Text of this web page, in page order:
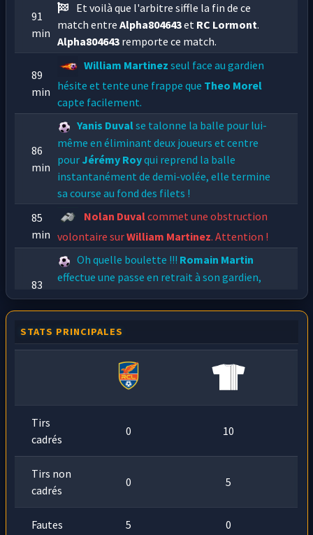
91
min
Et voilà que l'arbitre siffle la fin de ce
match entreAlpha804643et RC Lormont.
Alpha804643 remporte ce match.
89
min
William Martinez seul face au gardien
hésite et tente une frappe que Theo Morel
capte facilement.
86
min
Yanis Duvalse talonne la balle pour lui-
même en éliminant deux joueurs et centre
pour Jérémy Royqui reprend la balle
instantanément de demi-volée, elle termine
sa course au fond des filets !
85
min
Nolan Duvalcommet une obstruction
volontaire surWilliam Martinez. Attention !
83
min
Oh quelle boulette !!! Romain Martin
effectue une passe en retrait à son gardien,
du ballon, contourne le gardien et marque
dans le but vide ...
Le bloc deAlpha804643joue haut et les pertes
de balle peuvent s'avérer dangereuses,RC
pourrait en profiter.
STATS PRINCIPALES
Tirs
cadrés
0 10
Tirs non
cadrés
0 5
Fautes 5 0